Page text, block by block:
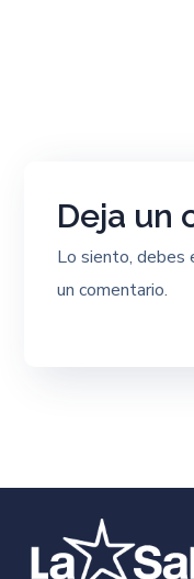
Deja un
Lo siento,
un comentario.